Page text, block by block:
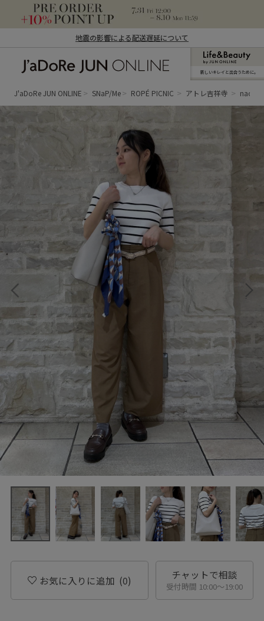
地震の影響による配送遅延について
ン オンライン）
新しいキレイと出合うために。
J'aDoRe JUN ONLINE SNaP/Me ROPÉ PICNIC アトレ吉祥寺 naoko
お気に入りに追加 (0) チャットで相談
受付時間 10:00〜19:00